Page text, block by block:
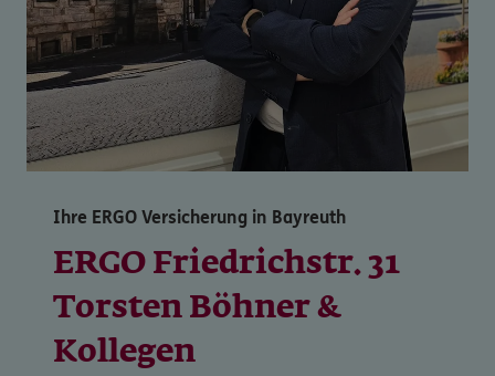
Ihre ERGO Versicherung in Bayreuth
ERGO Friedrichstr. 31
Torsten Böhner &
Kollegen